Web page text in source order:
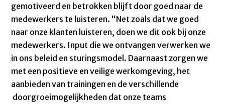
gemotiveerd en betrokken blijft door goed naar de
medewerkers te luisteren. “Net zoals dat we goed
naar onze klanten luisteren, doen we dit ook bij onze
medewerkers. Input die we ontvangen verwerken we
in ons beleid en sturingsmodel. Daarnaast zorgen we
met een positieve en veilige werkomgeving, het
aanbieden van trainingen en de verschillende
doorgroeimogelijkheden dat onze teams